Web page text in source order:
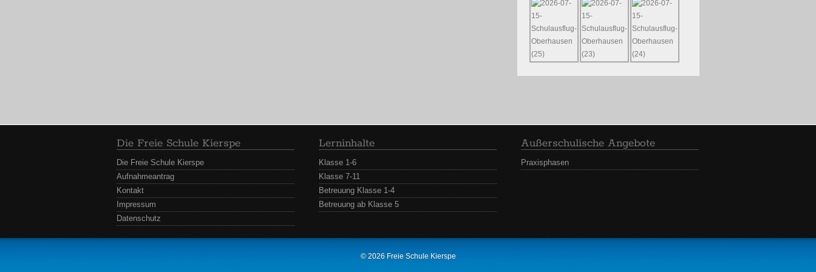
Die Freie Schule Kierspe
Die Freie Schule Kierspe
Aufnahmeantrag
Kontakt
Impressum
Datenschutz
Lerninhalte
Klasse 1-6
Klasse 7-11
Betreuung Klasse 1-4
Betreuung ab Klasse 5
Außerschulische Angebote
Praxisphasen
© 2026 Freie Schule Kierspe